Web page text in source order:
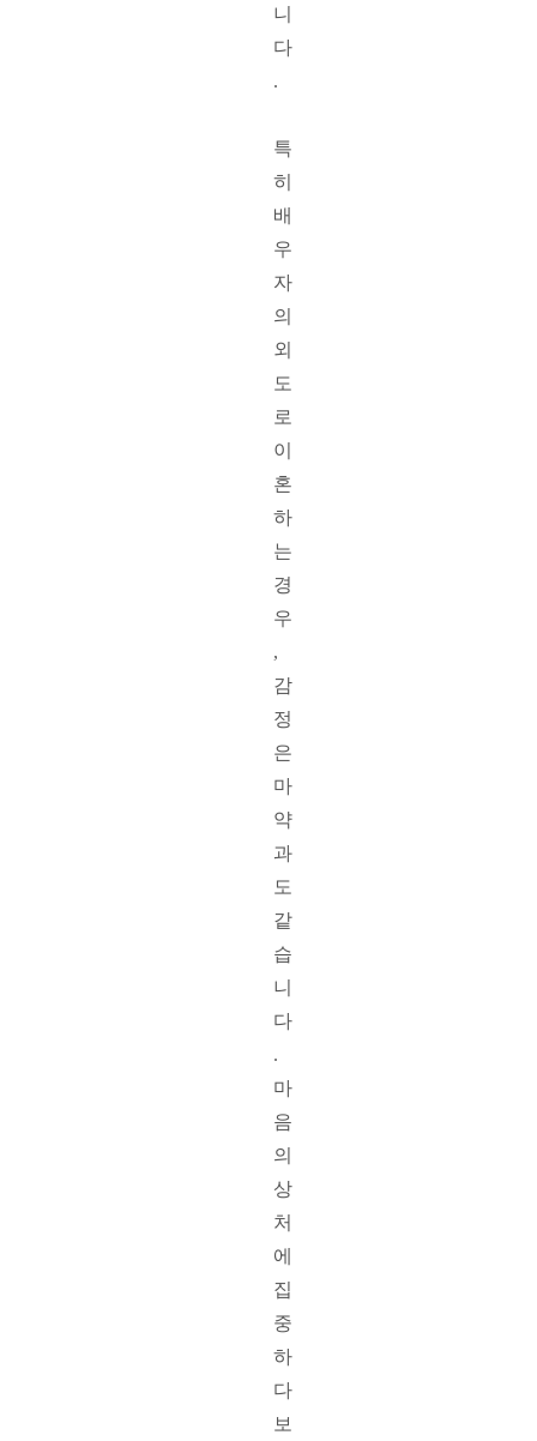
니
다
특
히
배
우
자
의
외
도
로
이
혼
하
는
경
우
,
감
정
은
마
약
과
도
같
습
니
다
.
마
음
의
상
처
에
집
중
하
다
보